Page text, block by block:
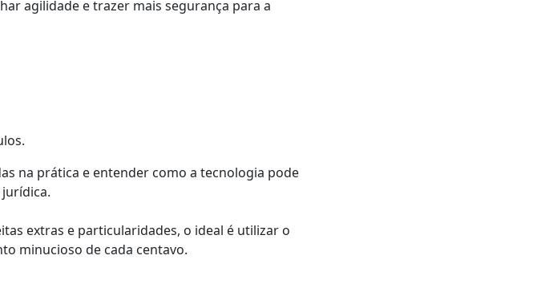
agilidade e trazer mais segurança para a
na prática e entender como a tecnologia pode
extras e particularidades, o ideal é utilizar o
minucioso de cada centavo.